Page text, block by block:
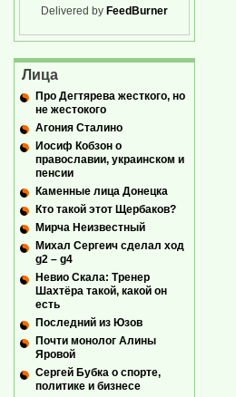
Delivered by FeedBurner
Лица
Про Дегтярева жесткого, но
не жестокого
Агония Сталино
Иосиф Кобзон о
православии, украинском и
пенсии
Каменные лица Донецка
Кто такой этот Щербаков?
Мирча Неизвестный
Михал Сергеич сделал ход
g2 – g4
Невио Скала: Тренер
Шахтёра такой, какой он
есть
Последний из Юзов
Почти монолог Алины
Яровой
Сергей Бубка о спорте,
политике и бизнесе